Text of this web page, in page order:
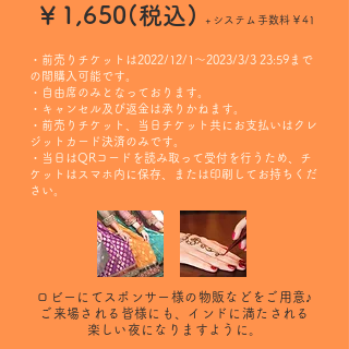
￥1,650(税込)+システム手数料￥41
・前売りチケットは2022/12/1〜2023/3/3 23:59まで
の間購入可能です。
・自由席のみとなっております。
・キャンセル及び返金は承りかねます。
・前売りチケット、当日チケット共にお支払いはクレ
ジットカード決済のみです。
​・当日はQRコードを読み取って受付を行うため、チ
ケットはスマホ内に保存、または印刷してお持ちくだ
さい。
ロビーにてスポンサー様の物販などをご用意♪
ご来場される皆様にも、インドに満たされる
楽しい夜になりますように。